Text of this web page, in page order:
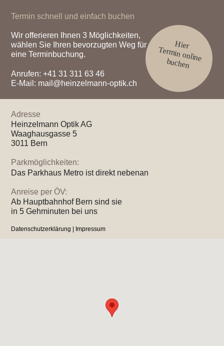
Hier
Termin online
buchen
Termin schnell und einfach buchen
Wir offerieren Ihnen 3 Möglichkeiten,
wählen Sie Ihren bevorzugten Weg für
eine Terminbuchung.
Anrufen:+41 31 311 63 46
E-Mail: mail@heinzelmann-optik.ch
Adresse
Heinzelmann Optik AG
Waaghausgasse 5
3011 Bern
Parkmöglichkeiten:
Das Parkhaus Metro ist direkt nebenan
Anreise per ÖV:
Ab Hauptbahnhof Bern sind sie
in 5 Gehminuten bei uns
Datenschutzerklärung | Impressum